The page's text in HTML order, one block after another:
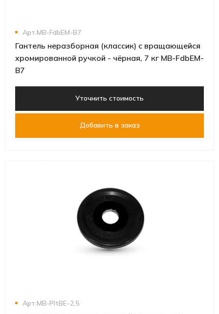
Арт.MB-FdbEM-B7
Гантель неразборная (классик) с вращающейся
хромированной ручкой - чёрная, 7 кг MB-FdbEM-
B7
Уточнить стоимость
Добавить в заказ
Арт.MB-PltBE-2,5